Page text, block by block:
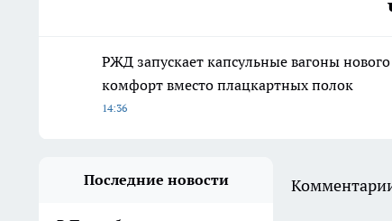
РЖД запускает капсульные вагоны
комфорт вместо плацкартных полок
14:36
Последние новости